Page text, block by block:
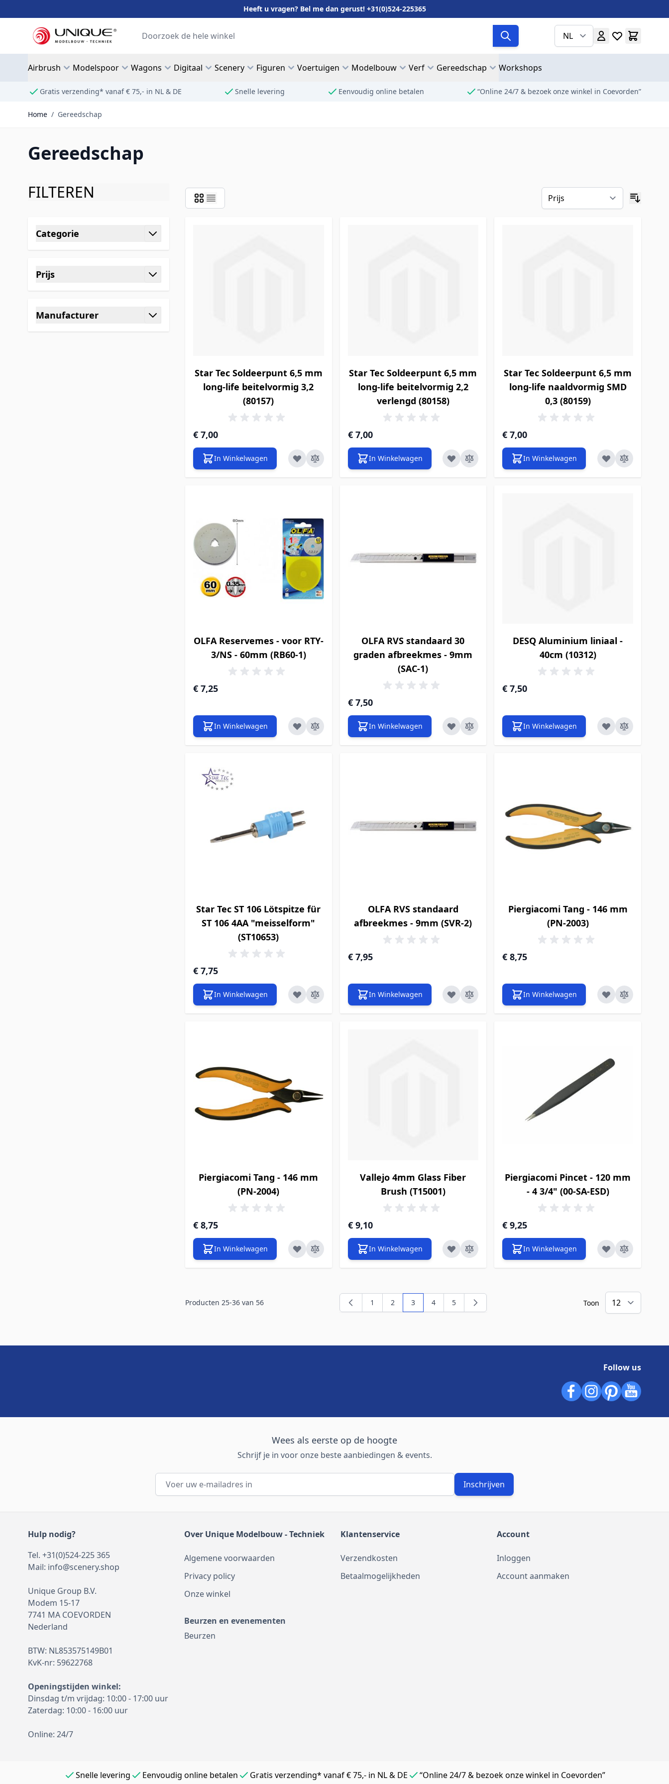
Heeft u vragen? Bel me dan gerust! +31(0)524-225365
NL
Search
Airbrush Modelspoor Wagons Digitaal Scenery Figuren Voertuigen Modelbouw Verf Gereedschap Workshops
Gratis verzending* vanaf € 75,- in NL & DE Snelle levering Eenvoudig online betalen “Online 24/7 & bezoek onze winkel in Coevorden”
Home / Gereedschap
Gereedschap
FILTEREN
Doorgaan naar productlijst
Categorie
filter
Prijs
filter
Manufacturer
filter
Star Tec Soldeerpunt 6,5 mm
long-life beitelvormig 3,2
(80157)
€ 7,00
In Winkelwagen
Star Tec Soldeerpunt 6,5 mm
long-life beitelvormig 2,2
verlengd (80158)
€ 7,00
In Winkelwagen
Star Tec Soldeerpunt 6,5 mm
long-life naaldvormig SMD
0,3 (80159)
€ 7,00
In Winkelwagen
OLFA Reservemes - voor RTY-
3/NS - 60mm (RB60-1)
€ 7,25
In Winkelwagen
OLFA RVS standaard 30
graden afbreekmes - 9mm
(SAC-1)
€ 7,50
In Winkelwagen
DESQ Aluminium liniaal -
40cm (10312)
€ 7,50
In Winkelwagen
Star Tec ST 106 Lötspitze für
ST 106 4AA "meisselform"
(ST10653)
€ 7,75
In Winkelwagen
OLFA RVS standaard
afbreekmes - 9mm (SVR-2)
€ 7,95
In Winkelwagen
Piergiacomi Tang - 146 mm
(PN-2003)
€ 8,75
In Winkelwagen
Piergiacomi Tang - 146 mm
(PN-2004)
€ 8,75
In Winkelwagen
Vallejo 4mm Glass Fiber
Brush (T15001)
€ 9,10
In Winkelwagen
Piergiacomi Pincet - 120 mm
- 4 3/4" (00-SA-ESD)
€ 9,25
In Winkelwagen
Producten 25-36 van 56 Pagina
1 Pagina
2 U lees momenteel pagina
3 Pagina
4 Pagina
5 Toon
Follow us
Wees als eerste op de hoogte
Schrijf je in voor onze beste aanbiedingen & events.
E-mailadres
Inschrijven
Hulp nodig?
Tel. +31(0)524-225 365
Mail: info@scenery.shop
Unique Group B.V.
Modem 15-17
7741 MA COEVORDEN
Nederland
BTW: NL853575149B01
KvK-nr: 59622768
Openingstijden winkel:
Dinsdag t/m vrijdag: 10:00 - 17:00 uur
Zaterdag: 10:00 - 16:00 uur
Online: 24/7
Over Unique Modelbouw - Techniek
Algemene voorwaarden
Privacy policy
Onze winkel
Beurzen en evenementen
Beurzen
Klantenservice
Verzendkosten
Betaalmogelijkheden
Account
Inloggen
Account aanmaken
Snelle levering Eenvoudig online betalen Gratis verzending* vanaf € 75,- in NL & DE “Online 24/7 & bezoek onze winkel in Coevorden”